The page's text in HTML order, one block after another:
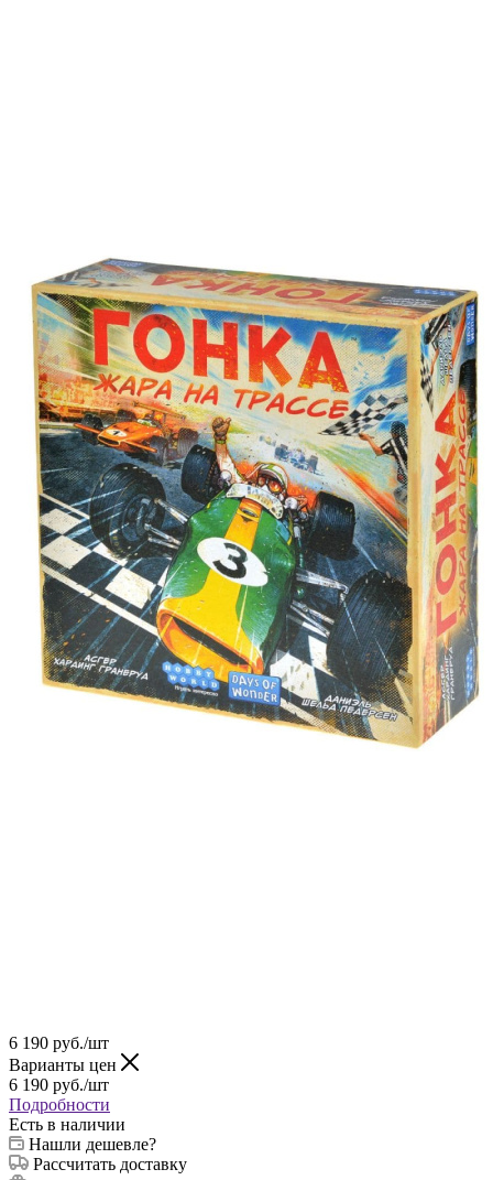
6 190 руб./шт
Варианты цен
6 190 руб./шт
Подробности
Есть в наличии
Нашли дешевле?
Рассчитать доставку